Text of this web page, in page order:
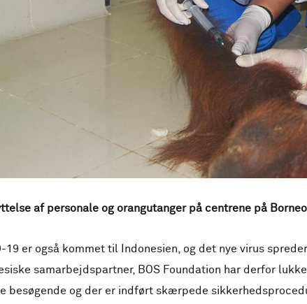
af personale og orangutanger på centrene på Borneo
19 er også kommet til Indonesien, og det nye virus
samarbejdspartner, BOS Foundation har derfor
besøgende og der er indført skærpede